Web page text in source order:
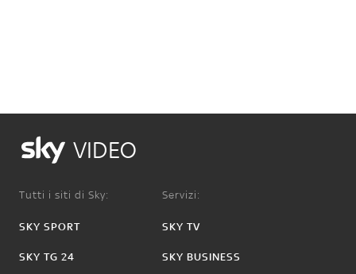
VIDEO
Tutti i siti di Sky:
SKY SPORT
SKY TG 24
Servizi:
SKY TV
SKY BUSINESS